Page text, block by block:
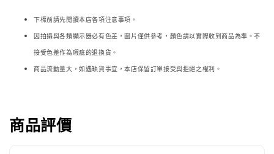
下標前請先閱讀本店各項注意事項。
因拍攝與各類顯示器必有色差，圖片僅供參考，顏色請以實際收到商品為準。不
接受色差作為瑕疵的退換貨。
商品流動量大，如遇缺貨事宜，本店保留訂單接受與拒絕之權利。
商品評價